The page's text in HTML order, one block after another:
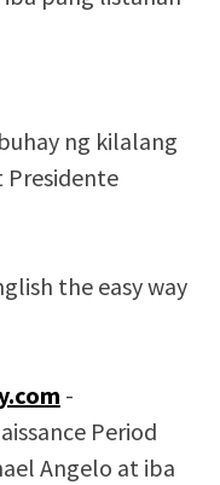
ng kilalang
Presidente
the easy way
-
Period
Angelo at iba